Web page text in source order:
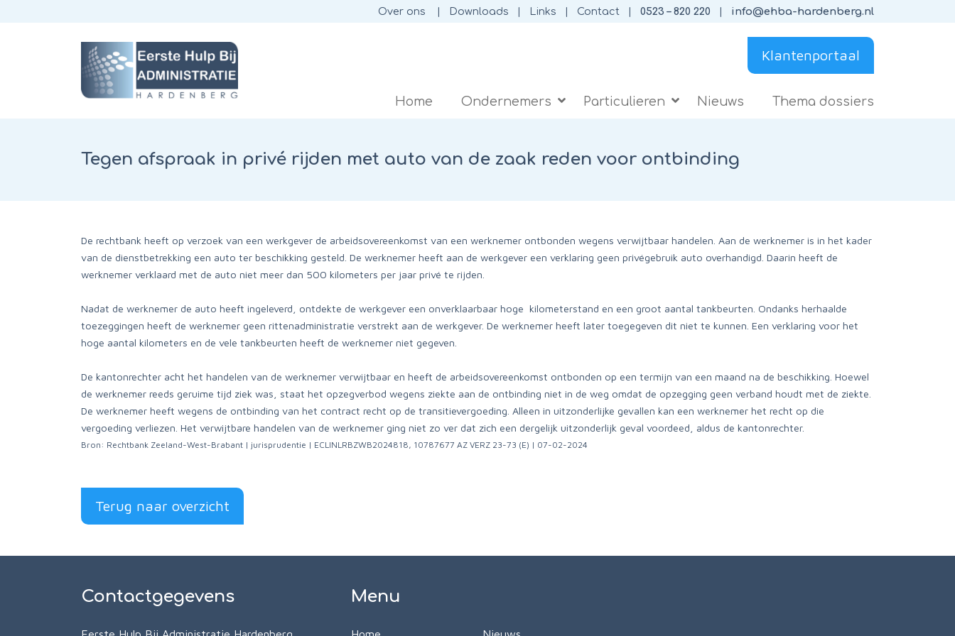
Over ons Downloads Links Contact 0523 – 820 220 info@ehba-hardenberg.nl
Klantenportaal
Home Ondernemers Particulieren Nieuws Thema dossiers
Tegen afspraak in privé rijden met auto van de zaak reden voor ontbinding
De rechtbank heeft op verzoek van een werkgever de arbeidsovereenkomst van een werknemer ontbonden wegens verwijtbaar handelen. Aan de werknemer is in het kader
van de dienstbetrekking een auto ter beschikking gesteld. De werknemer heeft aan de werkgever een verklaring geen privégebruik auto overhandigd. Daarin heeft de
werknemer verklaard met de auto niet meer dan 500 kilometers per jaar privé te rijden.
Nadat de werknemer de auto heeft ingeleverd, ontdekte de werkgever een onverklaarbaar hoge kilometerstand en een groot aantal tankbeurten. Ondanks herhaalde
toezeggingen heeft de werknemer geen rittenadministratie verstrekt aan de werkgever. De werknemer heeft later toegegeven dit niet te kunnen. Een verklaring voor het
hoge aantal kilometers en de vele tankbeurten heeft de werknemer niet gegeven.
De kantonrechter acht het handelen van de werknemer verwijtbaar en heeft de arbeidsovereenkomst ontbonden op een termijn van een maand na de beschikking. Hoewel
de werknemer reeds geruime tijd ziek was, staat het opzegverbod wegens ziekte aan de ontbinding niet in de weg omdat de opzegging geen verband houdt met de ziekte.
De werknemer heeft wegens de ontbinding van het contract recht op de transitievergoeding. Alleen in uitzonderlijke gevallen kan een werknemer het recht op die
vergoeding verliezen. Het verwijtbare handelen van de werknemer ging niet zo ver dat zich een dergelijk uitzonderlijk geval voordeed, aldus de kantonrechter.
Bron: Rechtbank Zeeland-West-Brabant | jurisprudentie | ECLINLRBZWB2024818, 10787677 AZ VERZ 23-73 (E) | 07-02-2024
Terug naar overzicht
Contactgegevens Menu